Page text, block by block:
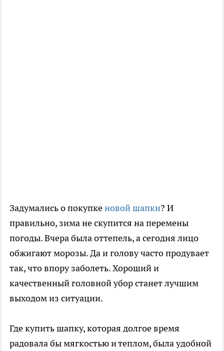
Задумались о покупкеновой шапки? И
правильно, зима не скупится на перемены
погоды. Вчера была оттепель, а сегодня лицо
обжигают морозы. Да и голову часто продувает
так, что впору заболеть. Хороший и
качественный головной убор станет лучшим
выходом из ситуации.
Где купить шапку, которая долгое время
радовала бы мягкостью и теплом, была удобной